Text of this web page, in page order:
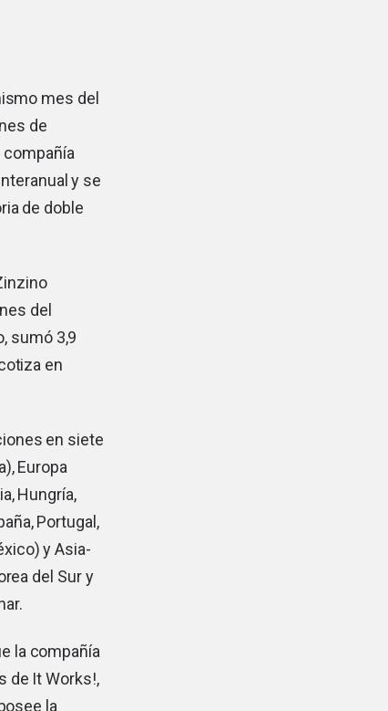
mes del
de
compañía
y se
de doble
del
sumó 3,9
en
en siete
Europa
Hungría,
Portugal,
y Asia-
del Sur y
la compañía
de It Works!,
la